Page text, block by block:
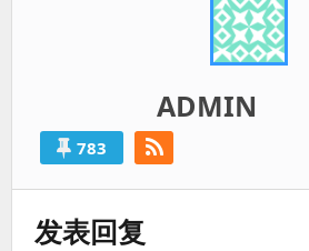
ADMIN
783
发表回复